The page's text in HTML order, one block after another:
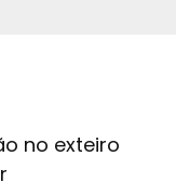
no exteiro